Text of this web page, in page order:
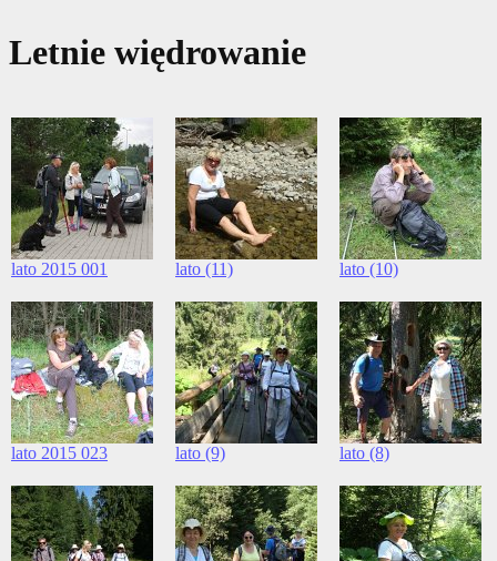
Letnie więdrowanie
lato 2015 001 lato (11) lato (10)
lato 2015 023 lato (9) lato (8)